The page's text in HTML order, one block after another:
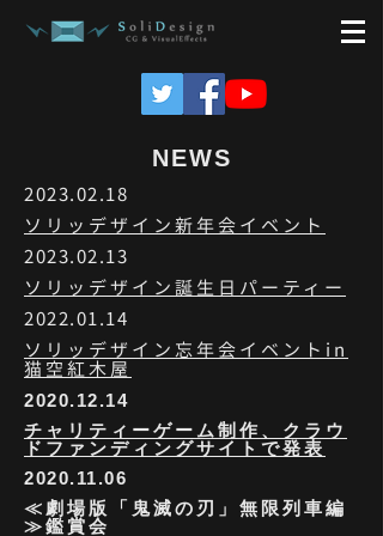
NEWS
2023.02.18
ソリッデザイン新年会イベント
2023.02.13
ソリッデザイン誕生日パーティー
2022.01.14
ソリッデザイン忘年会イベントin
猫空紅木屋
2020.12.14
チャリティーゲーム制作、クラウ
ドファンディングサイトで発表
2020.11.06
≪劇場版「鬼滅の刃」無限列車編
≫鑑賞会